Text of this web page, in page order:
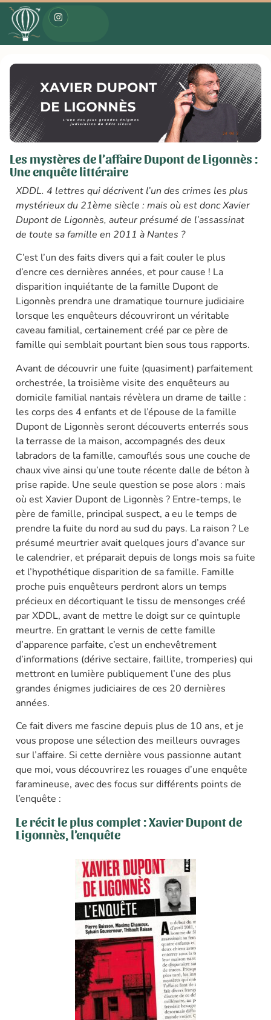
Les mystères de l’affaire Dupont de Ligonnès :
Une enquête littéraire
XDDL. 4 lettres qui décrivent l’un des crimes les plus
mystérieux du 21ème siècle : mais où est donc Xavier
Dupont de Ligonnès, auteur présumé de l’assassinat
de toute sa famille en 2011 à Nantes ?
C’est l’un des faits divers qui a fait couler le plus
d’encre ces dernières années, et pour cause ! La
disparition inquiétante de la famille Dupont de
Ligonnès prendra une dramatique tournure judiciaire
lorsque les enquêteurs découvriront un véritable
caveau familial, certainement créé par ce père de
famille qui semblait pourtant bien sous tous rapports.
Avant de découvrir une fuite (quasiment) parfaitement
orchestrée, la troisième visite des enquêteurs au
domicile familial nantais révèlera un drame de taille :
les corps des 4 enfants et de l’épouse de la famille
Dupont de Ligonnès seront découverts enterrés sous
la terrasse de la maison, accompagnés des deux
labradors de la famille, camouflés sous une couche de
chaux vive ainsi qu’une toute récente dalle de béton à
prise rapide. Une seule question se pose alors : mais
où est Xavier Dupont de Ligonnès ? Entre-temps, le
père de famille, principal suspect, a eu le temps de
prendre la fuite du nord au sud du pays. La raison ? Le
présumé meurtrier avait quelques jours d’avance sur
le calendrier, et préparait depuis de longs mois sa fuite
et l’hypothétique disparition de sa famille. Famille
proche puis enquêteurs perdront alors un temps
précieux en décortiquant le tissu de mensonges créé
par XDDL, avant de mettre le doigt sur ce quintuple
meurtre. En grattant le vernis de cette famille
d’apparence parfaite, c’est un enchevêtrement
d’informations (dérive sectaire, faillite, tromperies) qui
mettront en lumière publiquement l’une des plus
grandes énigmes judiciaires de ces 20 dernières
années.
Ce fait divers me fascine depuis plus de 10 ans, et je
vous propose une sélection des meilleurs ouvrages
sur l’affaire. Si cette dernière vous passionne autant
que moi, vous découvrirez les rouages d’une enquête
faramineuse, avec des focus sur différents points de
l’enquête :
Le récit le plus complet : Xavier Dupont de
Ligonnès, l’enquête